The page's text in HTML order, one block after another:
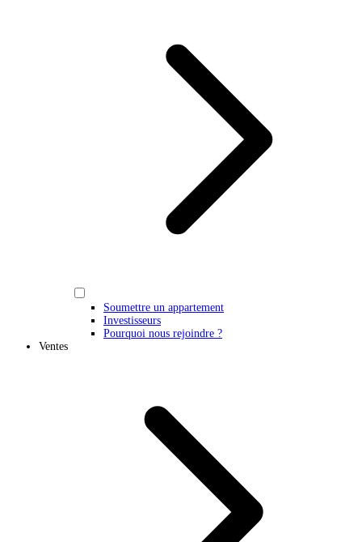
Soumettre un appartement
Investisseurs
Pourquoi nous rejoindre ?
Ventes